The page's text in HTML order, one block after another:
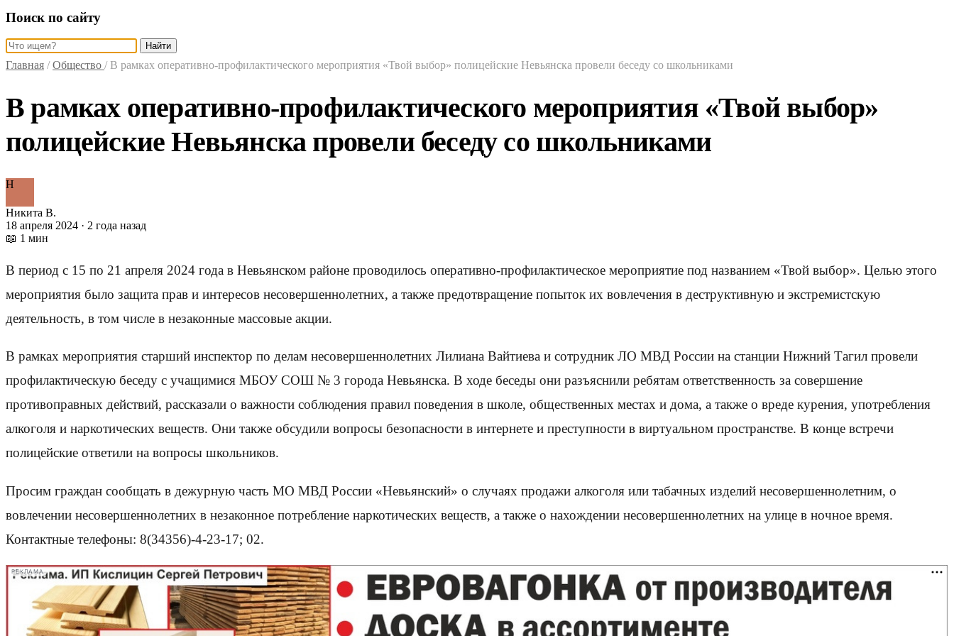
Поиск по сайту
Найти
Главная / Общество / В рамках оперативно-профилактического мероприятия «Твой выбор» полицейские Невьянска провели беседу со школьниками
В рамках оперативно-профилактического мероприятия «Твой выбор»
полицейские Невьянска провели беседу со школьниками
Н
Никита В.
18 апреля 2024 · 2 года назад
📖 1 мин
В период с 15 по 21 апреля 2024 года в Невьянском районе проводилось оперативно-профилактическое мероприятие под названием «Твой выбор». Целью этого
мероприятия было защита прав и интересов несовершеннолетних, а также предотвращение попыток их вовлечения в деструктивную и экстремистскую
деятельность, в том числе в незаконные массовые акции.
В рамках мероприятия старший инспектор по делам несовершеннолетних Лилиана Вайтиева и сотрудник ЛО МВД России на станции Нижний Тагил провели
профилактическую беседу с учащимися МБОУ СОШ № 3 города Невьянска. В ходе беседы они разъяснили ребятам ответственность за совершение
противоправных действий, рассказали о важности соблюдения правил поведения в школе, общественных местах и дома, а также о вреде курения, употребления
алкоголя и наркотических веществ. Они также обсудили вопросы безопасности в интернете и преступности в виртуальном пространстве. В конце встречи
полицейские ответили на вопросы школьников.
Просим граждан сообщать в дежурную часть МО МВД России «Невьянский» о случаях продажи алкоголя или табачных изделий несовершеннолетним, о
вовлечении несовершеннолетних в незаконное потребление наркотических веществ, а также о нахождении несовершеннолетних на улице в ночное время.
Контактные телефоны: 8(34356)-4-23-17; 02.
РЕКЛАМА